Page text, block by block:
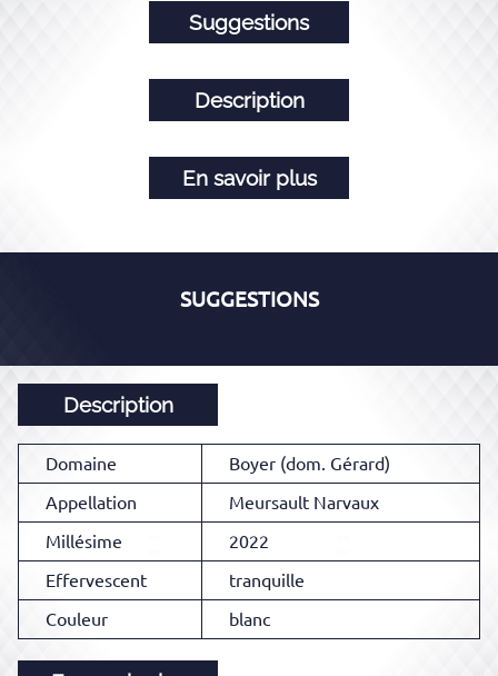
Suggestions
Description
En savoir plus
SUGGESTIONS
Description
Domaine
Boyer (dom. Gérard)
Appellation
Meursault Narvaux
Millésime
2022
Effervescent
tranquille
Couleur
blanc